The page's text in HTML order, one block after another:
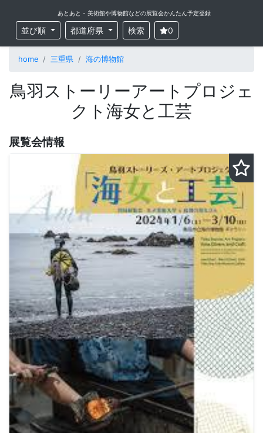
あとあと - 美術館や博物館などの展覧会かんたん予定登録
並び順 都道府県 検索 0
home 三重県 海の博物館
鳥羽ストーリーアートプロジェ
クト海女と工芸
展覧会情報